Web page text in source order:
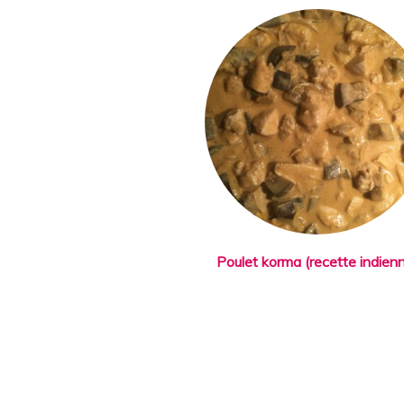
Poulet korma (recette